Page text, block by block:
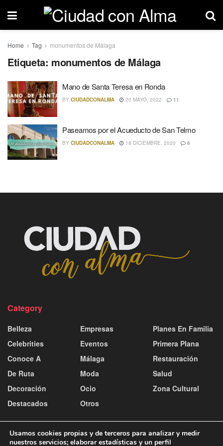
Home Tag monumentos de Málaga
Etiqueta: monumentos de Málaga
Mano de Santa Teresa en Ronda
BY CIUDADCONALMA 20 MAYO, 2022 11
Paseamos por el Acueducto de San Telmo
BY CIUDADCONALMA 18 DICIEMBRE, 2020 6
Category
Belleza
Celebrities
Conoce A
De Ruta
Decoración
Destacados
Empresas
Eventos
Málaga
Moda
Ocio
Otros
Planes En Familia
Primera Plana
Restauración
Salud
Zona Cultural
Usamos cookies propias y de terceros para analizar y medir
nuestros servicios; elaborar estadísticas y un perfil